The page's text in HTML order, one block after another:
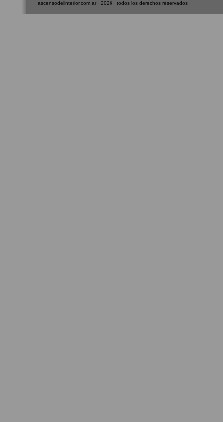
ascensodelinterior.com.ar · 2026 · todos los derechos reservados